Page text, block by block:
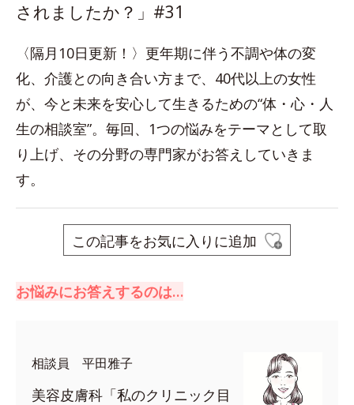
されましたか？」#31
〈隔月10日更新！〉更年期に伴う不調や体の変
化、介護との向き合い方まで、40代以上の女性
が、今と未来を安心して生きるための“体・心・人
生の相談室”。毎回、1つの悩みをテーマとして取
り上げ、その分野の専門家がお答えしていきま
す。
この記事をお気に入りに追加
お悩みにお答えするのは…
相談員 平田雅子
美容皮膚科「私のクリニック目